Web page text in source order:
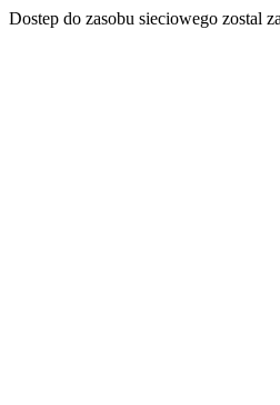
Dostep do zasobu sieciowego zostal